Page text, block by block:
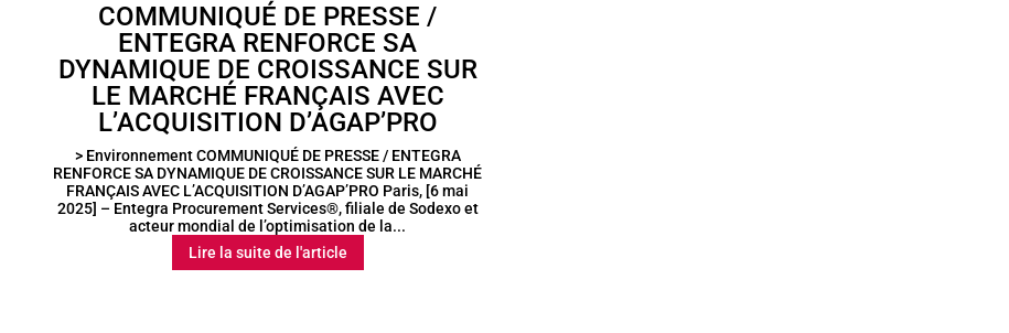
COMMUNIQUÉ DE PRESSE /
ENTEGRA RENFORCE SA
DYNAMIQUE DE CROISSANCE SUR
LE MARCHÉ FRANÇAIS AVEC
L’ACQUISITION D’AGAP’PRO
> Environnement COMMUNIQUÉ DE PRESSE / ENTEGRA
RENFORCE SA DYNAMIQUE DE CROISSANCE SUR LE MARCHÉ
FRANÇAIS AVEC L’ACQUISITION D’AGAP’PRO Paris, [6 mai
2025] – Entegra Procurement Services®, filiale de Sodexo et
acteur mondial de l’optimisation de la...
Lire la suite de l'article